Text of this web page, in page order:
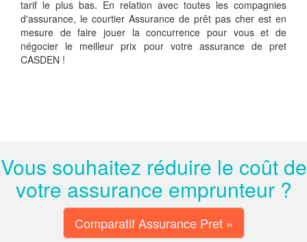
tarif le plus bas. En relation avec toutes les compagnies
d'assurance, le courtier Assurance de prêt pas cher est en
mesure de faire jouer la concurrence pour vous et de
négocier le meilleur prix pour votre assurance de pret
CASDEN !
Vous souhaitez réduire le coût de
votre assurance emprunteur ?
Comparatif Assurance Pret »